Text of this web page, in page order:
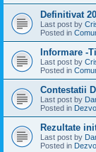
Definitivat
Last post by
Posted in
Informare -
Last post by
Posted in
Contestatii
Last post by
Posted in
Rezultate
Last post by
Posted in